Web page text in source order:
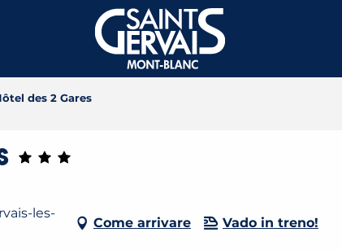
des 2 Gares
les-
Come arrivare Vado in treno!